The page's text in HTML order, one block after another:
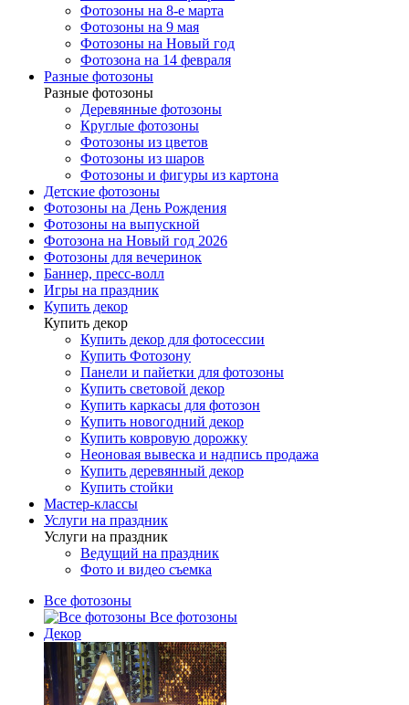
Фотозоны на 8-е марта
Фотозоны на 9 мая
Фотозоны на Новый год
Фотозона на 14 февраля
Разные фотозоны
Разные фотозоны
Деревянные фотозоны
Круглые фотозоны
Фотозоны из цветов
Фотозоны из шаров
Фотозоны и фигуры из картона
Детские фотозоны
Фотозоны на День Рождения
Фотозоны на выпускной
Фотозона на Новый год 2026
Фотозоны для вечеринок
Баннер, пресс-волл
Игры на праздник
Купить декор
Купить декор
Купить декор для фотосессии
Купить Фотозону
Панели и пайетки для фотозоны
Купить световой декор
Купить каркасы для фотозон
Купить новогодний декор
Купить ковровую дорожку
Неоновая вывеска и надпись продажа
Купить деревянный декор
Купить стойки
Мастер-классы
Услуги на праздник
Услуги на праздник
Ведущий на праздник
Фото и видео съемка
Все фотозоны
Все фотозоны
Декор